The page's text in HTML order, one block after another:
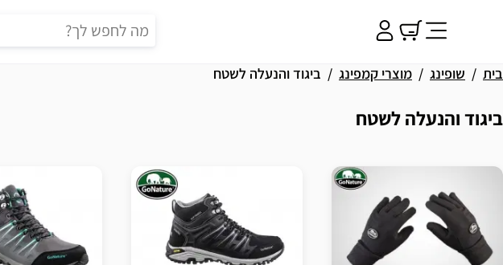
בית שופינג מוצרי קמפינג ביגוד והנעלה לשטח
ביגוד והנעלה לשטח
תוצאות